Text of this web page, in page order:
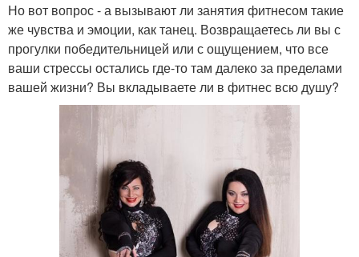
Но вот вопрос - а вызывают ли занятия фитнесом такие
же чувства и эмоции, как танец. Возвращаетесь ли вы с
прогулки победительницей или с ощущением, что все
ваши стрессы остались где-то там далеко за пределами
вашей жизни? Вы вкладываете ли в фитнес всю душу?